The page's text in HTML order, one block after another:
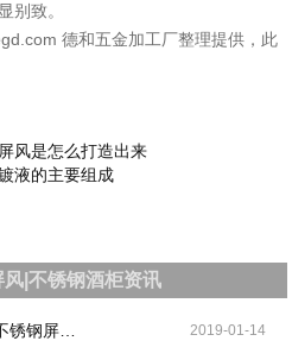
别致。
德和五金加工厂整理提供，此
风是怎么打造出来
液的主要组成
|不锈钢酒柜资讯
锈钢屏… 2019-01-14